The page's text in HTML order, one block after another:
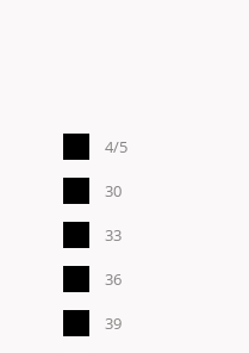
4/5
30
33
36
39